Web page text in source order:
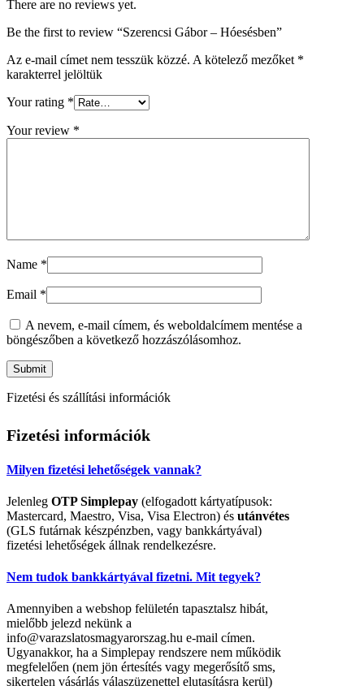
There are no reviews yet.
Be the first to review “Szerencsi Gábor – Hóesésben”
Az e-mail címet nem tesszük közzé. A kötelező mezőket *
karakterrel jelöltük
Your rating *
Your review *
Name *
Email *
A nevem, e-mail címem, és weboldalcímem mentése a
böngészőben a következő hozzászólásomhoz.
Fizetési és szállítási információk
Fizetési információk
Milyen fizetési lehetőségek vannak?
Jelenleg OTP Simplepay (elfogadott kártyatípusok:
Mastercard, Maestro, Visa, Visa Electron) és utánvétes
(GLS futárnak készpénzben, vagy bankkártyával)
fizetési lehetőségek állnak rendelkezésre.
Nem tudok bankkártyával fizetni. Mit tegyek?
Amennyiben a webshop felületén tapasztalsz hibát,
mielőbb jelezd nekünk a
info@varazslatosmagyarorszag.hu e-mail címen.
Ugyanakkor, ha a Simplepay rendszere nem működik
megfelelően (nem jön értesítés vagy megerősítő sms,
sikertelen vásárlás válaszüzenettel elutasításra kerül)